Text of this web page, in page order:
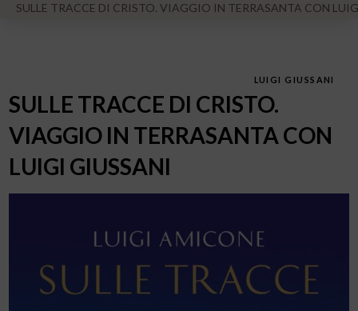
SULLE TRACCE DI CRISTO. VIAGGIO IN TERRASANTA CON
LUIGI GIUSSANI
SULLE TRACCE DI CRISTO.
VIAGGIO IN TERRASANTA CON
LUIGI GIUSSANI